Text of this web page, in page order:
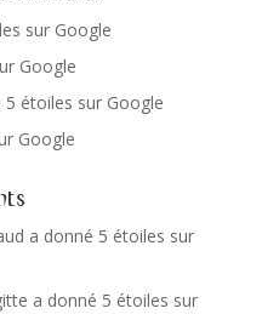
sur Google
Google
étoiles sur Google
Google
a donné 5 étoiles sur
a donné 5 étoiles sur